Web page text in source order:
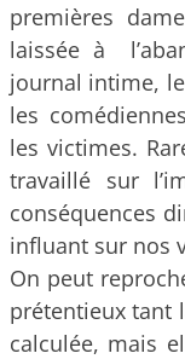
premières
laissée à
journal intime,
les
les victimes.
travaillé sur
conséquences
influant sur nos
On peut
prétentieux tant
calculée, mais